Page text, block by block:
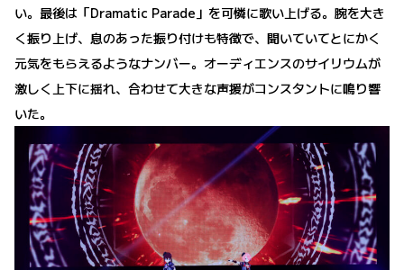
い。最後は「Dramatic Parade」を可憐に歌い上げる。腕を大き
く振り上げ、息のあった振り付けも特徴で、聞いていてとにかく
元気をもらえるようなナンバー。オーディエンスのサイリウムが
激しく上下に揺れ、合わせて大きな声援がコンスタントに鳴り響
いた。